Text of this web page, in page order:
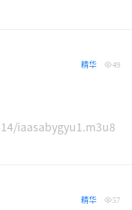
49
精华
iaasabygyu1.m3u8
57
精华